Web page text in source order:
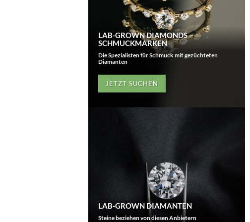
LAB-GROWN DIAMONDS –
SCHMUCKMARKEN
Die Spezialisten für Schmuck mit gezüchteten
Diamanten
JETZT SUCHEN
LAB-GROWN DIAMANTEN
Steine beziehen von diesen Anbietern